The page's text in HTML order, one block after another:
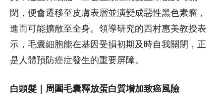
閉，便會遷移至皮膚表層並演變成惡性黑色素瘤，
進而可能擴散至全身。領導研究的西村惠美教授表
示，毛囊細胞能在基因受損初期及時自我關閉，正
是人體預防癌症發生的重要屏障。
白頭髮｜周圍毛囊釋放蛋白質增加致癌風險